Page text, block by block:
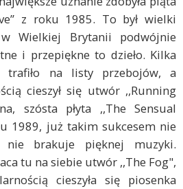
z roku 1985. To był wielki
Wielkiej Brytanii podwójnie
i przepiękne to dzieło. Kilka
trafiło na listy przebojów, a
cieszył się utwór ,,Running
szósta płyta ,,The Sensual
1989, już takim sukcesem nie
brakuje pięknej muzyki.
tu na siebie utwór ,,The Fog",
cieszyła się piosenka